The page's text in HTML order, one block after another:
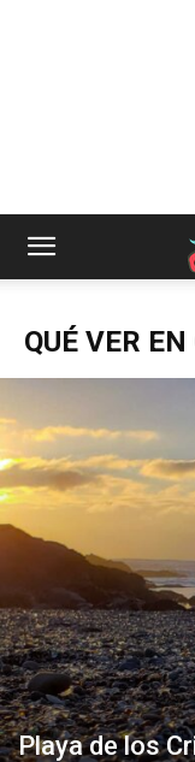
QUÉ VER
Playa de los